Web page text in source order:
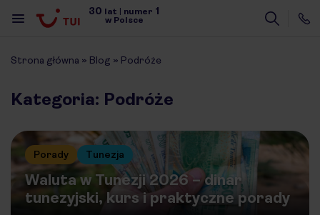
30 lat | numer 1
w Polsce
Strona główna » Blog » Podróże
Kategoria: Podróże
Porady Tunezja
Waluta w Tunezji 2026 – dinar
tunezyjski, kurs i praktyczne porady